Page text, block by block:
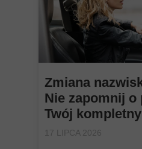
Zmiana
Nie zapomnij o
Twój
17 LIPCA 2026